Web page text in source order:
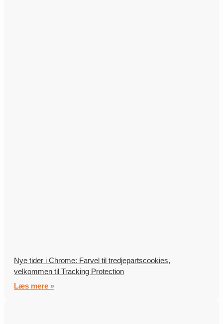
Nye tider i Chrome: Farvel til tredjepartscookies,
velkommen til Tracking Protection
Læs mere »